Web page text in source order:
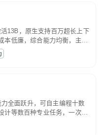
13B，原生支持百万超长上下
本低廉，综合能力均衡，主打
容创作、基础 RAG、批量
全面跃升，可自主编程十数
计等数百种专业任务，一次对
贯穿规划、执行与验证全流
析。长程任务中自主规划与